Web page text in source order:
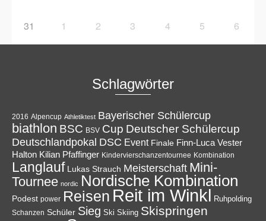
31 1 2 3 4 5 6
Schlagwörter
2016 Alpencup Athletiktest Bayerischer Schülercup
biathlon BSC BSV Cup Deutscher Schülercup
Deutschlandpokal DSC Event Finale Finn-Luca Vester
Halton Kilian Pfaffinger Kindervierschanzentournee Kombination
Langlauf Lukas Strauch Meisterschaft Mini-
Tournee nordic Nordische Kombination
Podest power Reisen Reit im Winkl Ruhpolding
Schanzen Schüler Sieg Ski Skiing Skispringen